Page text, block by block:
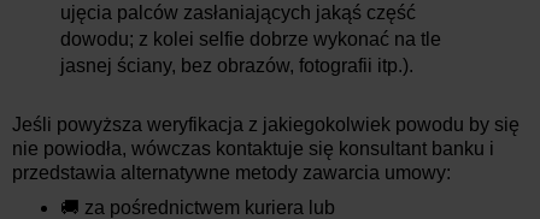
ujęcia palców zasłaniających jakąś część
dowodu; z kolei selfie dobrze wykonać na tle
jasnej ściany, bez obrazów, fotografii itp.).
Jeśli powyższa weryfikacja z jakiegokolwiek powodu by się
nie powiodła, wówczas kontaktuje się konsultant banku i
przedstawia alternatywne metody zawarcia umowy:
🚚 za pośrednictwem kuriera lub